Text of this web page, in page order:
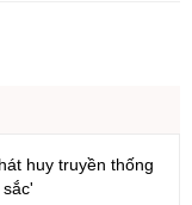
huy truyền thống